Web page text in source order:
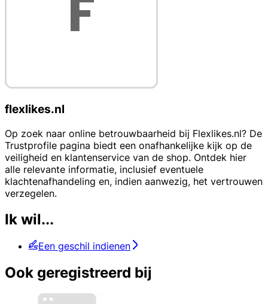
flexlikes.nl
Op zoek naar online betrouwbaarheid bij Flexlikes.nl? De
Trustprofile pagina biedt een onafhankelijke kijk op de
veiligheid en klantenservice van de shop. Ontdek hier
alle relevante informatie, inclusief eventuele
klachtenafhandeling en, indien aanwezig, het vertrouwen
verzegelen.
Ik wil...
Een geschil indienen
Ook geregistreerd bij